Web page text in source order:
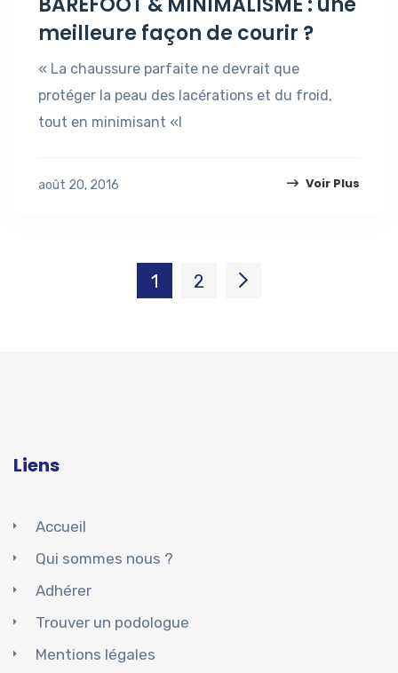
meilleure façon de courir ?
« La chaussure parfaite ne devrait que
protéger la peau des lacérations et du froid,
tout en minimisant «l
août 20, 2016 Voir Plus
1 2
Liens
Accueil
Qui sommes nous ?
Adhérer
Trouver un podologue
Mentions légales